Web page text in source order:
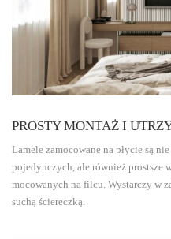
PROSTY MONTAŻ I
Lamele zamocowane na płycie są
pojedynczych, ale również prostsze
mocowanych na filcu. Wystarczy w
suchą ściereczką.